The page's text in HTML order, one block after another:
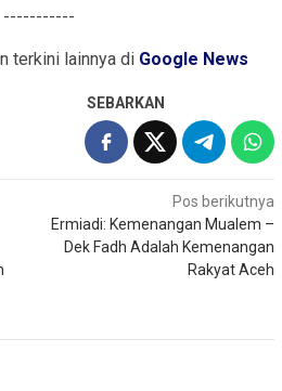
-----------
terkini lainnya di Google News
SEBARKAN
Pos berikutnya
Ermiadi: Kemenangan Mualem –
Dek Fadh Adalah Kemenangan
Rakyat Aceh